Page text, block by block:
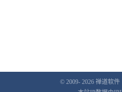
© 2009- 2026 禅道软件